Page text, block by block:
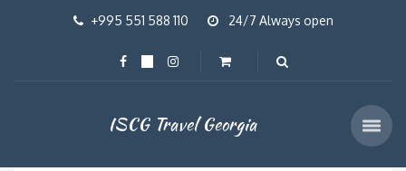
+995 551 588 110 24/7 Always open
ISCG Travel Georgia